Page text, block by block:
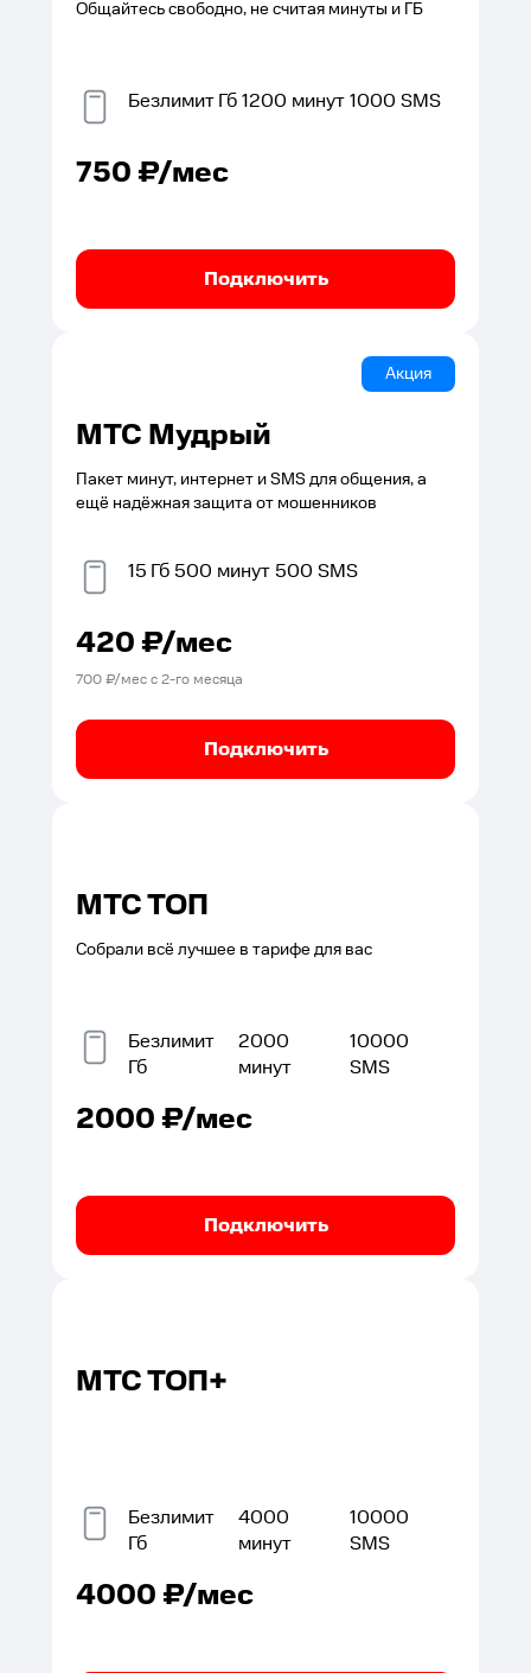
Общайтесь свободно, не считая минуты и ГБ
БезлимитГб1200 минут1000 SMS
750₽/мес
Подключить
Акция
МТС Мудрый
Пакет минут, интернет и SMS для общения, а
ещё надёжная защита от мошенников
15 Гб500 минут500 SMS
420₽/мес
700₽/мес с2-го месяца
Подключить
МТС ТОП
Собрали всё лучшее в тарифе для вас
Безлимит
Гб
2000
минут
10000
SMS
2000₽/мес
Подключить
МТС ТОП+
Безлимит
Гб
4000
минут
10000
SMS
4000₽/мес